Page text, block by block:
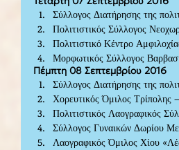
Σύλλογος Διατήρησης της
Πολιτιστικός Σύλλογος
Πολιτιστικό Κέντρο
Μορφωτικός Σύλλογος
Πέμπτη 08 Σεπτεμβρίου 2016
Σύλλογος Διατήρησης της
Χορευτικός Όμιλος Τρίπολης
Πολιτιστικός Λαογραφικός
Σύλλογος Γυναικών Δωρίου
Λαογραφικός Όμιλος Χίου